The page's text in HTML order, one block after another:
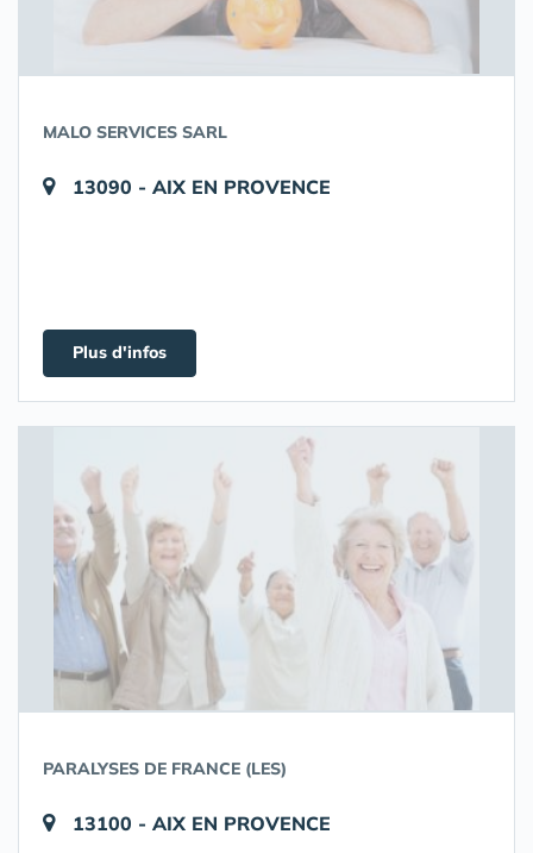
MALO SERVICES SARL
13090 - AIX EN PROVENCE
Plus d'infos
PARALYSES DE FRANCE (LES)
13100 - AIX EN PROVENCE